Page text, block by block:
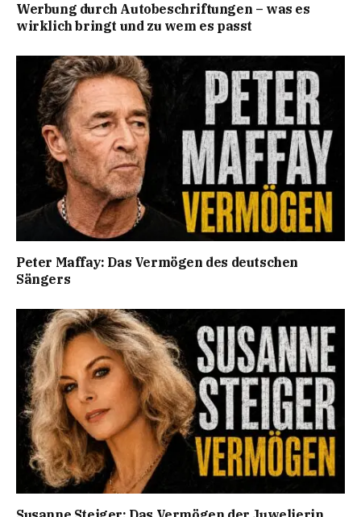
Werbung durch Autobeschriftungen – was es
wirklich bringt und zu wem es passt
Peter Maffay: Das Vermögen des deutschen
Sängers